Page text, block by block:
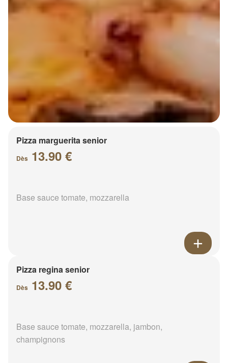
Pizza marguerita senior
Dès 13.90 €
Base sauce tomate, mozzarella
Pizza regina senior
Dès 13.90 €
Base sauce tomate, mozzarella, jambon,
champignons